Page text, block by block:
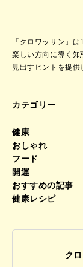
「クロワッサン」
楽しい方向に導く
見出すヒントを提供
カテゴリー
健康
おしゃれ
フード
開運
おすすめの記事
健康レシピ
ク